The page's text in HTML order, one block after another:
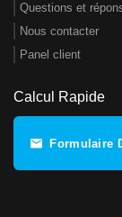
Questions et
Nous contacter
Panel client
Calcul Rapide
Formulaire